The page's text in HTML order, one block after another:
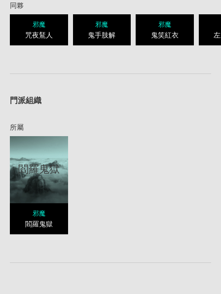
同夥
邪魔
咒夜鵟人
邪魔
鬼手肢解
邪魔
鬼笑紅衣
門派組織
所屬
閻羅鬼獄
邪魔
閻羅鬼獄